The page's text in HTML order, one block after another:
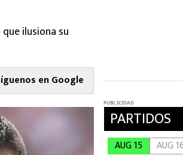
ilusiona su
en Google